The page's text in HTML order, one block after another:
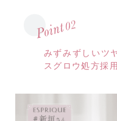
みずみずしいツ
スグロウ処方採用